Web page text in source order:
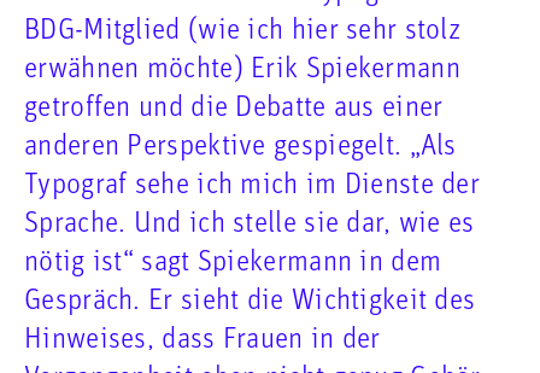
BDG-Mitglied (wie ich hier sehr stolz
erwähnen möchte) Erik Spiekermann
getroffen und die Debatte aus einer
anderen Perspektive gespiegelt. „Als
Typograf sehe ich mich im Dienste der
Sprache. Und ich stelle sie dar, wie es
nötig ist“ sagt Spiekermann in dem
Gespräch. Er sieht die Wichtigkeit des
Hinweises, dass Frauen in der